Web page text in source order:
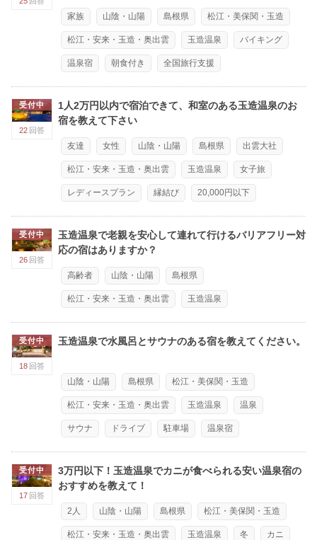
家族 山陰・山陽 島根県 松江・美保関・玉造
松江・安来・玉造・奥出雲 玉造温泉 バイキング
温泉宿 朝食付き 全国旅行支援
受付中
22 回答
1人2万円以内で宿泊できて、和室のある玉造温泉のお
宿を教えて下さい
友達 女性 山陰・山陽 島根県 出雲大社
松江・安来・玉造・奥出雲 玉造温泉 女子旅
レディースプラン 縁結び 20,000円以下
受付中
26 回答
玉造温泉で老親を安心して連れて行けるバリアフリー対
応の宿はありますか？
高齢者 山陰・山陽 島根県
松江・安来・玉造・奥出雲 玉造温泉
受付中
18 回答
玉造温泉で水風呂とサウナのある宿を教えてください。
山陰・山陽 島根県 松江・美保関・玉造
松江・安来・玉造・奥出雲 玉造温泉 温泉
サウナ ドライブ 駐車場 温泉宿
受付中
17 回答
3万円以下！玉造温泉でカニが食べられる安い温泉宿の
おすすめを教えて！
2人 山陰・山陽 島根県 松江・美保関・玉造
松江・安来・玉造・奥出雲 玉造温泉 冬 カニ